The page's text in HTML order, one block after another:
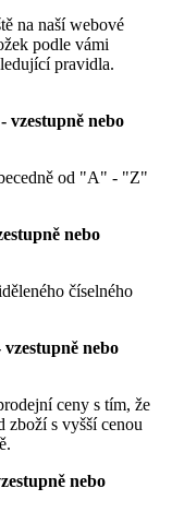
pravidla.
od "A" - "Z"
nebo
číselného
nebo
ceny s tím, že
nebo
příčkách se